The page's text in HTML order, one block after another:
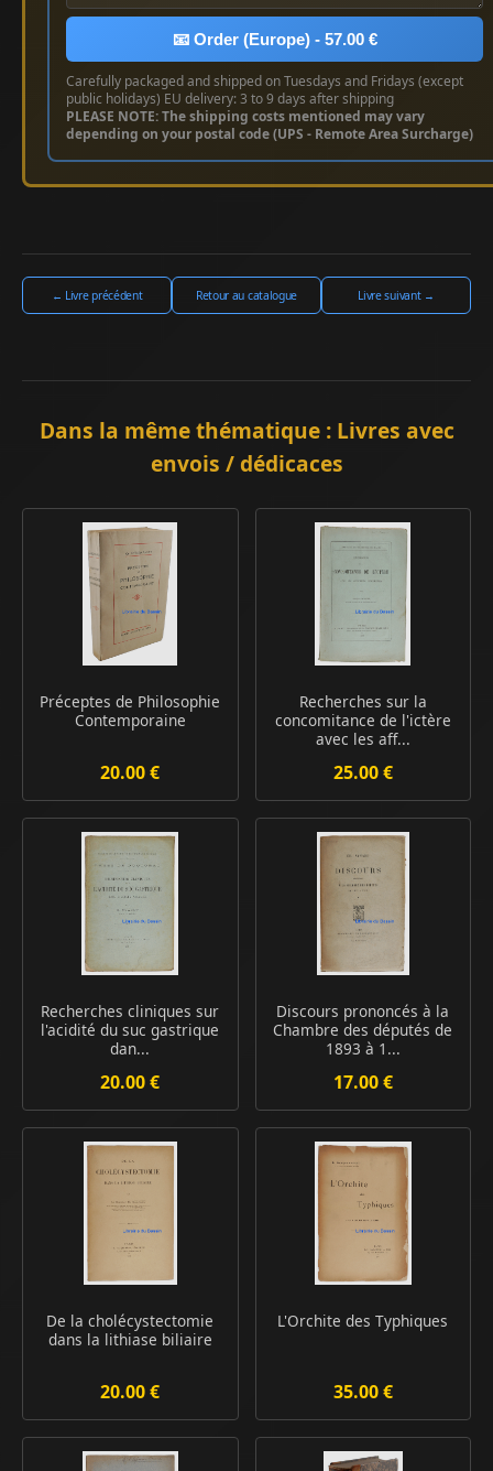
📧 Order (Europe) - 57.00 €
Carefully packaged and shipped on Tuesdays and Fridays (except
public holidays) EU delivery: 3 to 9 days after shipping
PLEASE NOTE: The shipping costs mentioned may vary
depending on your postal code (UPS - Remote Area Surcharge)
← Livre précédent Retour au catalogue Livre suivant →
Dans la même thématique : Livres avec
envois / dédicaces
Préceptes de Philosophie
Contemporaine
20.00 €
Recherches sur la
concomitance de l'ictère
avec les aff...
25.00 €
Recherches cliniques sur
l'acidité du suc gastrique
dan...
20.00 €
Discours prononcés à la
Chambre des députés de
1893 à 1...
17.00 €
De la cholécystectomie
dans la lithiase biliaire
20.00 €
L'Orchite des Typhiques
35.00 €